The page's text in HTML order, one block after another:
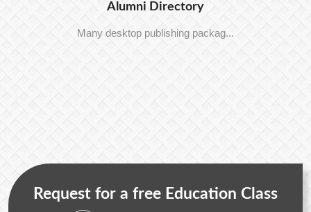
Alumni Directory
Many desktop publishing packag...
Request for a free Education Class